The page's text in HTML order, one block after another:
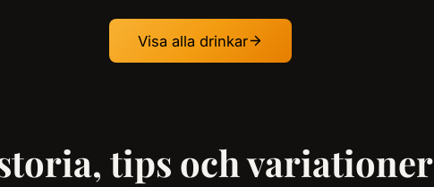
Visa alla drinkar
tips och variationer